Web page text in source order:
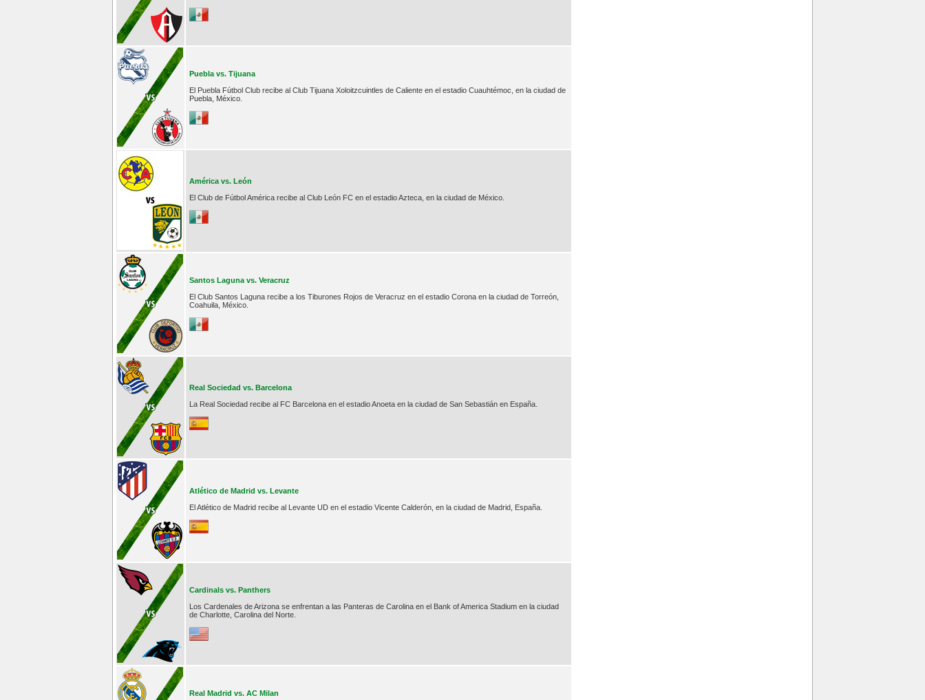
Puebla vs. Tijuana
El Puebla Fútbol Club recibe al Club Tijuana Xoloitzcuintles de Caliente en el estadio Cuauhtémoc, en la ciudad de
Puebla, México.
América vs. León
El Club de Fútbol América recibe al Club León FC en el estadio Azteca, en la ciudad de México.
Santos Laguna vs. Veracruz
El Club Santos Laguna recibe a los Tiburones Rojos de Veracruz en el estadio Corona en la ciudad de Torreón,
Coahuila, México.
Real Sociedad vs. Barcelona
La Real Sociedad recibe al FC Barcelona en el estadio Anoeta en la ciudad de San Sebastián en España.
Atlético de Madrid vs. Levante
El Atlético de Madrid recibe al Levante UD en el estadio Vicente Calderón, en la ciudad de Madrid, España.
Cardinals vs. Panthers
Los Cardenales de Arizona se enfrentan a las Panteras de Carolina en el Bank of America Stadium en la ciudad
de Charlotte, Carolina del Norte.
Real Madrid vs. AC Milan